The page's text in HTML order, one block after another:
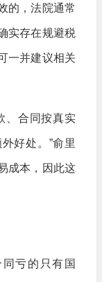
的，法院通常
实存在规避税
一并建议相关
合同按真实
好处。”俞里
成本，因此这
亏的只有国